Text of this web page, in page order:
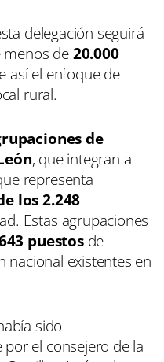
delegación seguirá
menos de20.000
así el enfoque de
rural.
de
, que integran a
representa
los 2.248
Estas agrupaciones
puestosde
nacional existentes en
sido
el consejero de la